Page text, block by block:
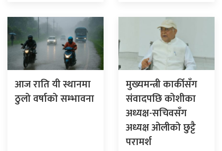
आज राति यी स्थानमा
ठुलो वर्षाको सम्भावना
मुख्यमन्त्री कार्कीसँग
संवादपछि कोशीका
अध्यक्ष-सचिवसँग
अध्यक्ष ओलीको छुट्टै
परामर्श